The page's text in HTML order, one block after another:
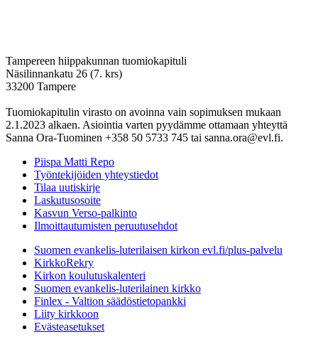
Tampereen hiippakunnan tuomiokapituli
Näsilinnankatu 26 (7. krs)
33200 Tampere
Tuomiokapitulin virasto on avoinna vain sopimuksen mukaan
2.1.2023 alkaen. Asiointia varten pyydämme ottamaan yhteyttä
Sanna Ora-Tuominen +358 50 5733 745 tai sanna.ora@evl.fi.
Piispa Matti Repo
Työntekijöiden yhteystiedot
Tilaa uutiskirje
Laskutusosoite
Kasvun Verso-palkinto
Ilmoittautumisten peruutusehdot
Suomen evankelis-luterilaisen kirkon evl.fi/plus-palvelu
KirkkoRekry
Kirkon koulutuskalenteri
Suomen evankelis-luterilainen kirkko
Finlex - Valtion säädöstietopankki
Liity kirkkoon
Evästeasetukset